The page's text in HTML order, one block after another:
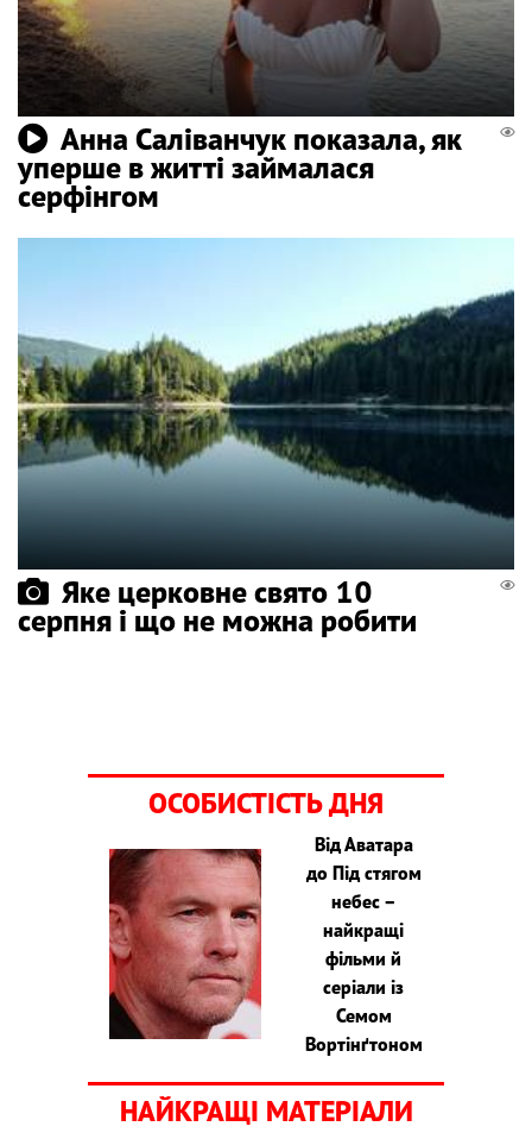
Анна Саліванчук показала, як
уперше в житті займалася
серфінгом
Яке церковне свято 10
серпня і що не можна робити
ОСОБИСТІСТЬ ДНЯ
Від Аватара
до Під стягом
небес –
найкращі
фільми й
серіали із
Семом
Вортінґтоном
НАЙКРАЩІ МАТЕРІАЛИ